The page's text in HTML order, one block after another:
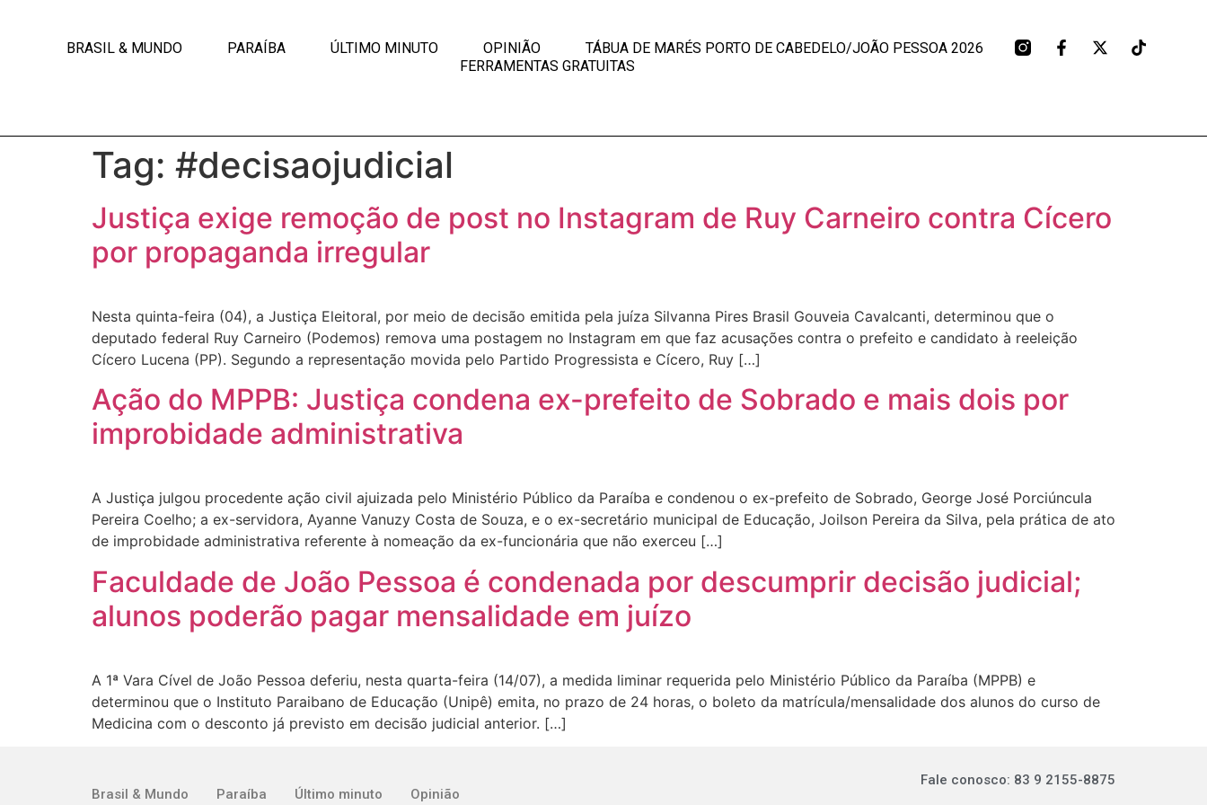
BRASIL & MUNDO PARAÍBA ÚLTIMO MINUTO OPINIÃO
TÁBUA DE MARÉS PORTO DE CABEDELO/JOÃO PESSOA 2026
FERRAMENTAS GRATUITAS
Tag: #decisaojudicial
Justiça exige remoção de post no Instagram de Ruy Carneiro contra Cícero
por propaganda irregular
Nesta quinta-feira (04), a Justiça Eleitoral, por meio de decisão emitida pela juíza Silvanna Pires Brasil Gouveia Cavalcanti, determinou que o
deputado federal Ruy Carneiro (Podemos) remova uma postagem no Instagram em que faz acusações contra o prefeito e candidato à reeleição
Cícero Lucena (PP). Segundo a representação movida pelo Partido Progressista e Cícero, Ruy […]
Ação do MPPB: Justiça condena ex-prefeito de Sobrado e mais dois por
improbidade administrativa
A Justiça julgou procedente ação civil ajuizada pelo Ministério Público da Paraíba e condenou o ex-prefeito de Sobrado, George José Porciúncula
Pereira Coelho; a ex-servidora, Ayanne Vanuzy Costa de Souza, e o ex-secretário municipal de Educação, Joilson Pereira da Silva, pela prática de ato
de improbidade administrativa referente à nomeação da ex-funcionária que não exerceu […]
Faculdade de João Pessoa é condenada por descumprir decisão judicial;
alunos poderão pagar mensalidade em juízo
A 1ª Vara Cível de João Pessoa deferiu, nesta quarta-feira (14/07), a medida liminar requerida pelo Ministério Público da Paraíba (MPPB) e
determinou que o Instituto Paraibano de Educação (Unipê) emita, no prazo de 24 horas, o boleto da matrícula/mensalidade dos alunos do curso de
Medicina com o desconto já previsto em decisão judicial anterior. […]
Brasil & Mundo Paraíba Último minuto Opinião
Fale conosco: 83 9 2155-8875